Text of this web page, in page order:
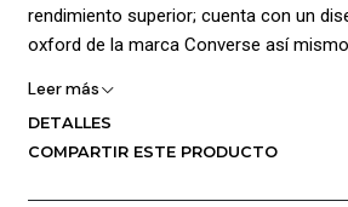
rendimiento superior; cuenta con un
oxford de la marca Converse así
Acolcha dando una sensación suave y
añade cierre en cordones con ojales
Leer más
DETALLES
COMPARTIR ESTE PRODUCTO